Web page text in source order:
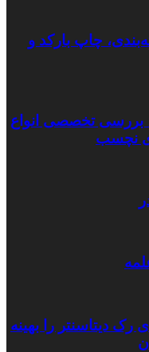
چاپ بارکد و
بررسی تخصصی انواع
نچسب
رک دیتاسنتر را بهینه